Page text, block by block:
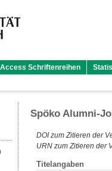
Schriftenreihen
Spöko Alumni-
DOI zum Zitieren der
URN zum Zitieren der
Titelangaben